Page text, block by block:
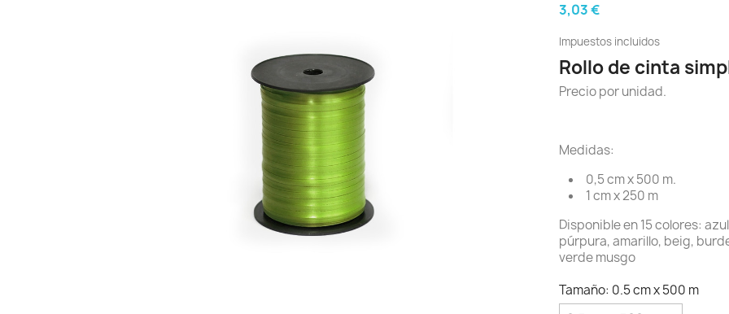
3,03 €
Impuestos incluidos
Rollo de cinta
Precio por unidad.
Medidas:
0,5 cm x 500 m.
1 cm x 250 m
Disponible en 15 colores:
púrpura, amarillo, beig,
verde musgo
Tamaño: 0.5 cm x 500 m